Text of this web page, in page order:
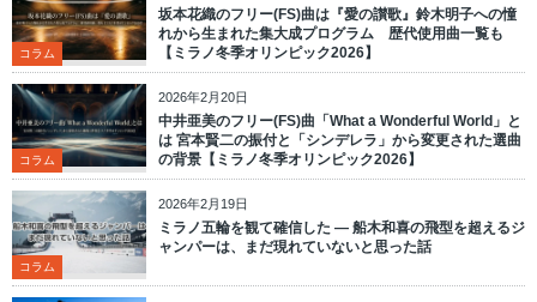
コラム
坂本花織のフリー(FS)曲は『愛の讃歌』鈴木明子への憧
れから生まれた集大成プログラム 歴代使用曲一覧も
【ミラノ冬季オリンピック2026】
2026年2月20日
コラム
中井亜美のフリー(FS)曲「What a Wonderful World」と
は 宮本賢二の振付と「シンデレラ」から変更された選曲
の背景【ミラノ冬季オリンピック2026】
2026年2月19日
コラム
ミラノ五輪を観て確信した ― 船木和喜の飛型を超えるジ
ャンパーは、まだ現れていないと思った話